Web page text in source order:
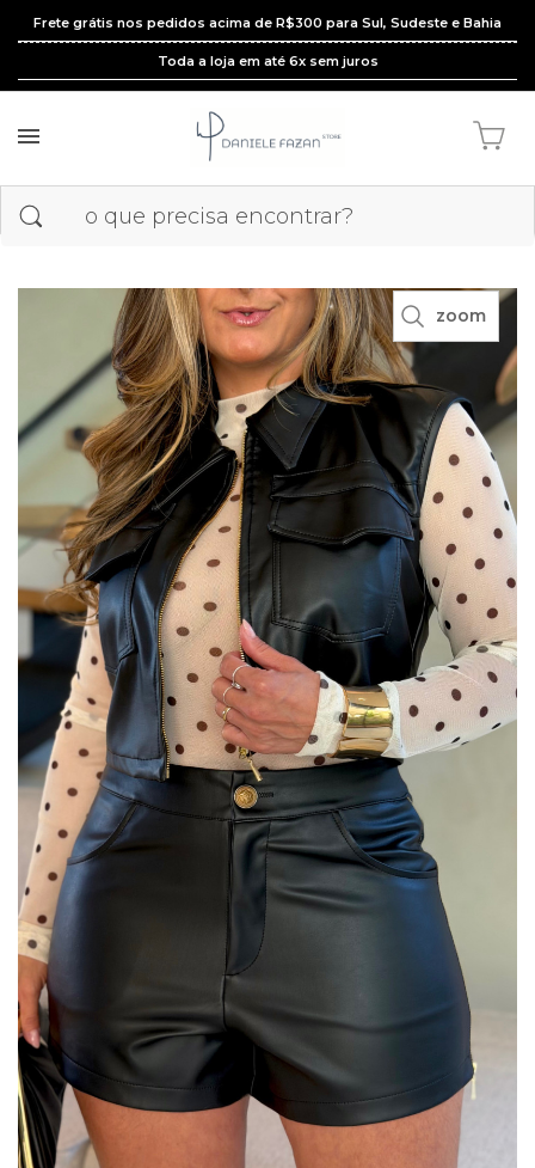
Frete grátis nos pedidos acima de R$300 para Sul, Sudeste e Bahia
Toda a loja em até 6x sem juros
zoom